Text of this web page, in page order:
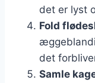
det er lyst
Fold
det
Samle